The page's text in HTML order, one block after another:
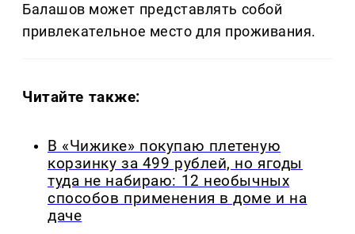
Балашов может представлять собой
привлекательное место для проживания.
Читайте также:
В «Чижике» покупаю плетеную
корзинку за 499 рублей, но ягоды
туда не набираю: 12 необычных
способов применения в доме и на
даче